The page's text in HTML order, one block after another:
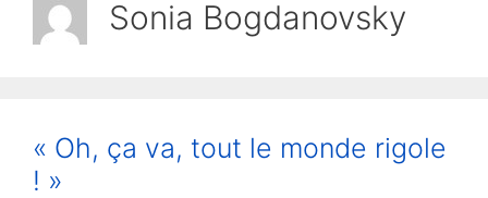
Sonia Bogdanovsky
« Oh, ça va, tout le monde rigole
! »